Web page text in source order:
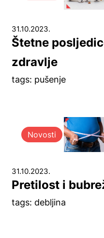
31.10.2023.
Štetne
zdravlje
tags: pušenje
Novosti
31.10.2023.
Pretilost i
tags: debljina